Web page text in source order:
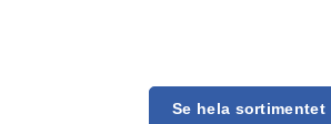
Se hela sortimentet